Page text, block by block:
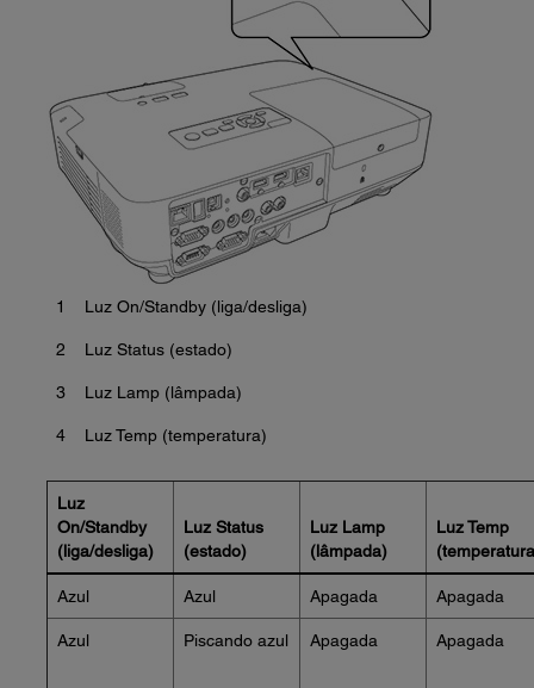
1 Luz On/Standby (liga/desliga)
2 Luz Status (estado)
3 Luz Lamp (lâmpada)
4 Luz Temp (temperatura)
Luz
On/Standby
(liga/desliga)
Luz Status
(estado)
Luz Lamp
(lâmpada)
Luz Temp
Azul Azul Apagada Apagada
Azul Piscando azul Apagada Apagada